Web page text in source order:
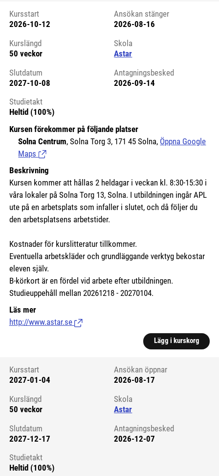
Kursstart 6237835
Kursstart
2026-10-12
Ansökan stänger
2026-08-16
Kurslängd
50 veckor
Skola
Astar
Slutdatum
2027-10-08
Antagningsbesked
2026-09-14
Studietakt
Heltid (100%)
Kursen förekommer på följande platser
Solna Centrum, Solna Torg 3, 171 45 Solna, Öppna Google
Maps (Länk till extern sida.)
Beskrivning
Kursen kommer att hållas 2 heldagar i veckan kl. 8:30-15:30 i
våra lokaler på Solna Torg 13, Solna. I utbildningen ingår APL
ute på en arbetsplats som infaller i slutet, och då följer du
den arbetsplatsens arbetstider.
Kostnader för kurslitteratur tillkommer.
Eventuella arbetskläder och grundläggande verktyg bekostar
eleven själv.
B-körkort är en fördel vid arbete efter utbildningen.
Studieuppehåll mellan 20261218 - 20270104.
Läs mer
http://www.astar.se (Länk till extern sida.)
Lägg i kurskorg
Kursstart 6319192
Kursstart
2027-01-04
Ansökan öppnar
2026-08-17
Kurslängd
50 veckor
Skola
Astar
Slutdatum
2027-12-17
Antagningsbesked
2026-12-07
Studietakt
Heltid (100%)